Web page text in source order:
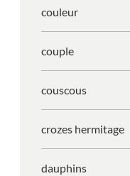
couleur
couple
couscous
crozes hermitage
dauphins